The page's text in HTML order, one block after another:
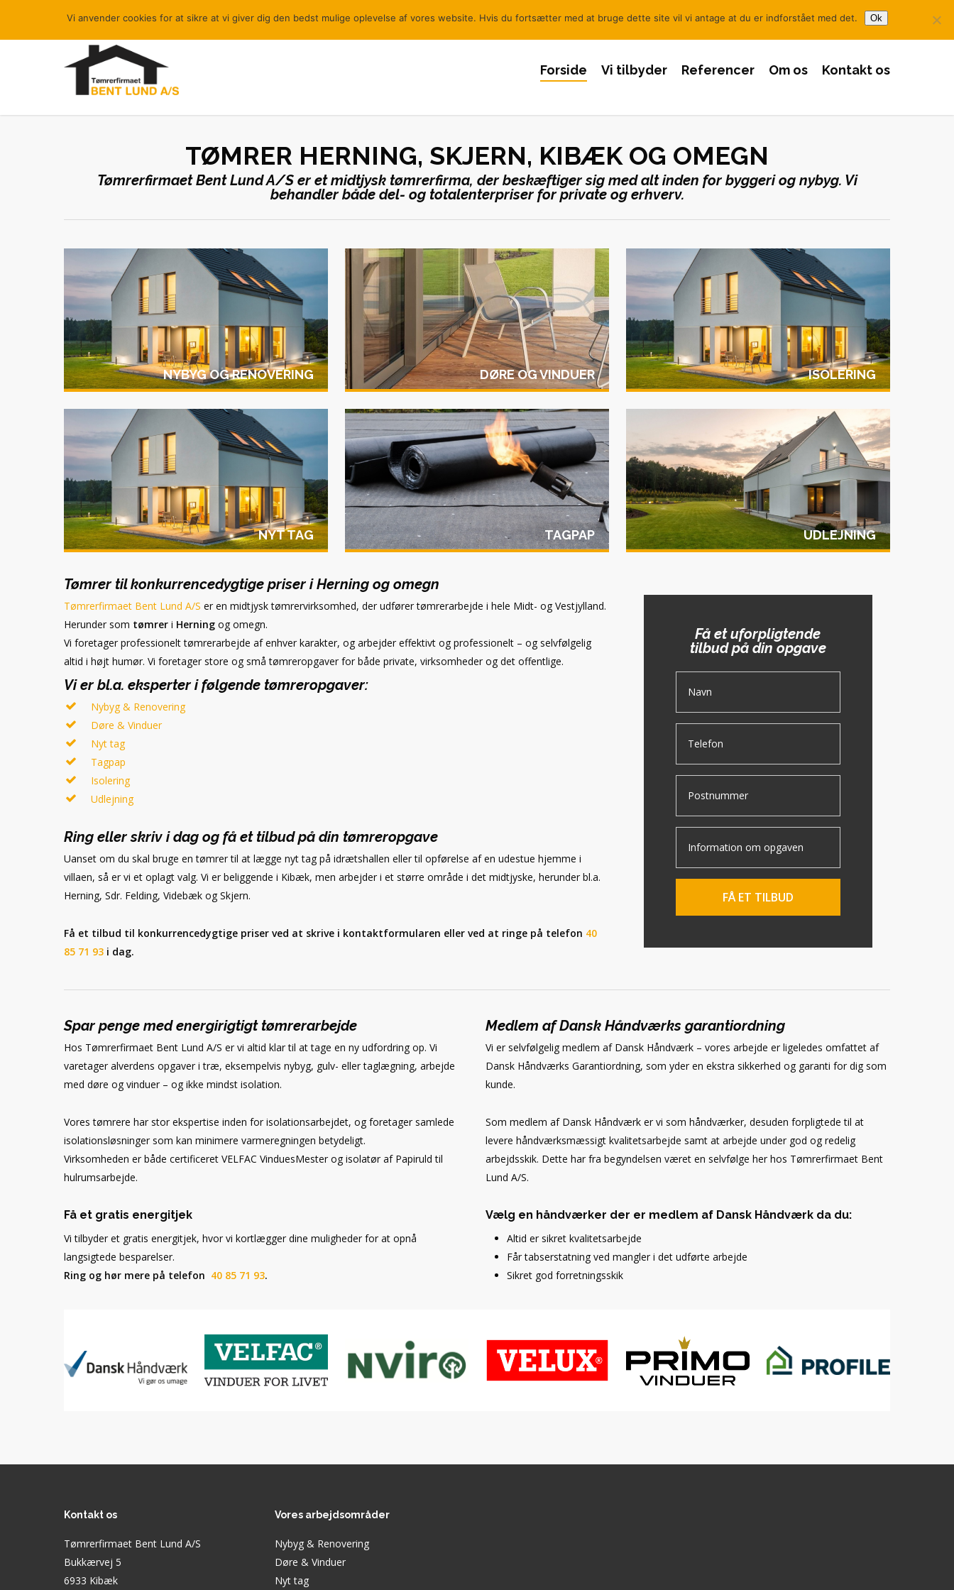
Ring til os i dag +45 40 85 71 93 bent@bentlund.dk
Forside Vi tilbyder Referencer Om os Kontakt os
TØMRER HERNING, SKJERN, KIBÆK OG OMEGN
Tømrerfirmaet Bent Lund A/S er et midtjysk tømrerfirma, der beskæftiger sig med alt inden for byggeri og nybyg. Vi
behandler både del- og totalenterpriser for private og erhverv.
NYBYG OG RENOVERING
NYT TAG
DØRE OG VINDUER
TAGPAP
ISOLERING
UDLEJNING
Tømrer til konkurrencedygtige priser i Herning og omegn
Tømrerfirmaet Bent Lund A/S er en midtjysk tømrervirksomhed, der udfører tømrerarbejde i hele Midt- og Vestjylland.
Herunder som tømrer i Herning og omegn.
Vi foretager professionelt tømrerarbejde af enhver karakter, og arbejder effektivt og professionelt – og selvfølgelig
altid i højt humør. Vi foretager store og små tømreropgaver for både private, virksomheder og det offentlige.
Vi er bl.a. eksperter i følgende tømreropgaver:
Nybyg & Renovering
Døre & Vinduer
Nyt tag
Tagpap
Isolering
Udlejning
Ring eller skriv i dag og få et tilbud på din tømreropgave
Uanset om du skal bruge en tømrer til at lægge nyt tag på idrætshallen eller til opførelse af en udestue hjemme i
villaen, så er vi et oplagt valg. Vi er beliggende i Kibæk, men arbejder i et større område i det midtjyske, herunder bl.a.
Herning, Sdr. Felding, Videbæk og Skjern.
Få et tilbud til konkurrencedygtige priser ved at skrive i kontaktformularen eller ved at ringe på telefon 40
85 71 93 i dag.
Få et uforpligtende
tilbud på din opgave
Spar penge med energirigtigt tømrerarbejde
Hos Tømrerfirmaet Bent Lund A/S er vi altid klar til at tage en ny udfordring op. Vi
varetager alverdens opgaver i træ, eksempelvis nybyg, gulv- eller taglægning, arbejde
med døre og vinduer – og ikke mindst isolation.
Vores tømrere har stor ekspertise inden for isolationsarbejdet, og foretager samlede
isolationsløsninger som kan minimere varmeregningen betydeligt.
Virksomheden er både certificeret VELFAC VinduesMester og isolatør af Papiruld til
hulrumsarbejde.
Få et gratis energitjek
Vi tilbyder et gratis energitjek, hvor vi kortlægger dine muligheder for at opnå
langsigtede besparelser.
Ring og hør mere på telefon 40 85 71 93.
Medlem af Dansk Håndværks garantiordning
Vi er selvfølgelig medlem af Dansk Håndværk – vores arbejde er ligeledes omfattet af
Dansk Håndværks Garantiordning, som yder en ekstra sikkerhed og garanti for dig som
kunde.
Som medlem af Dansk Håndværk er vi som håndværker, desuden forpligtede til at
levere håndværksmæssigt kvalitetsarbejde samt at arbejde under god og redelig
arbejdsskik. Dette har fra begyndelsen været en selvfølge her hos Tømrerfirmaet Bent
Lund A/S.
Vælg en håndværker der er medlem af Dansk Håndværk da du:
Altid er sikret kvalitetsarbejde
Får tabserstatning ved mangler i det udførte arbejde
Sikret god forretningsskik
Kontakt os
Tømrerfirmaet Bent Lund A/S
Bukkærvej 5
6933 Kibæk
Vores arbejdsområder
Nybyg & Renovering
Døre & Vinduer
Nyt tag
Vi anvender cookies for at sikre at vi giver dig den bedst mulige oplevelse af vores website. Hvis du fortsætter med at bruge dette site vil vi antage at du er indforstået med det. Ok